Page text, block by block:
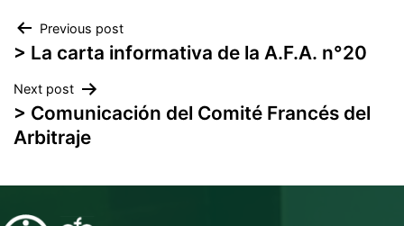
Navegación
de
entradas
Previous post
> La carta informativa de la A.F.A. n°20
Next post
> Comunicación del Comité Francés del
Arbitraje